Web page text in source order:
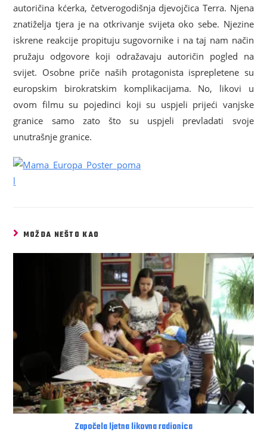
autoričina kćerka, četverogodišnja djevojčica Terra. Njena
znatiželja tjera je na otkrivanje svijeta oko sebe. Njezine
iskrene reakcije propituju sugovornike i na taj nam način
pružaju odgovore koji odražavaju autoričin pogled na
svijet. Osobne priče naših protagonista isprepletene su
europskim birokratskim komplikacijama. No, likovi u
ovom filmu su pojedinci koji su uspjeli prijeći vanjske
granice samo zato što su uspjeli prevladati svoje
unutrašnje granice.
MOŽDA NEŠTO KAO
Započela ljetna likovna radionica